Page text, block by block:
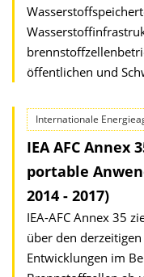
öffentlichen und
Internationale
IEA AFC
portable
2014 - 2017)
IEA-AFC Annex 35
über den
Entwicklungen im